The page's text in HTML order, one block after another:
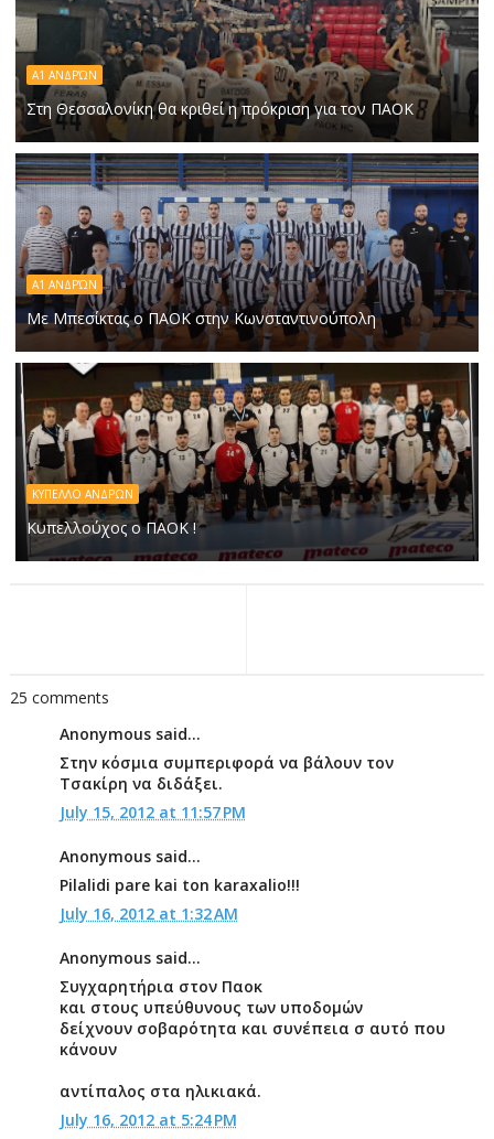
Α1 ΑΝΔΡΏΝ
Στη Θεσσαλονίκη θα κριθεί η πρόκριση για τον ΠΑΟΚ
A1 ΑΝΔΡΏΝ
Με Μπεσίκτας ο ΠΑΟΚ στην Κωνσταντινούπολη
ΚΥΠΕΛΛΟ ΑΝΔΡΩΝ
Κυπελλούχος ο ΠΑΟΚ !
25 comments
Anonymous said...
Στην κόσμια συμπεριφορά να βάλουν τον
Τσακίρη να διδάξει.
July 15, 2012 at 11:57 PM
Anonymous said...
Pilalidi pare kai ton karaxalio!!!
July 16, 2012 at 1:32 AM
Anonymous said...
Συγχαρητήρια στον Παοκ
και στους υπεύθυνους των υποδομών
δείχνουν σοβαρότητα και συνέπεια σ αυτό που
κάνουν
αντίπαλος στα ηλικιακά.
July 16, 2012 at 5:24 PM